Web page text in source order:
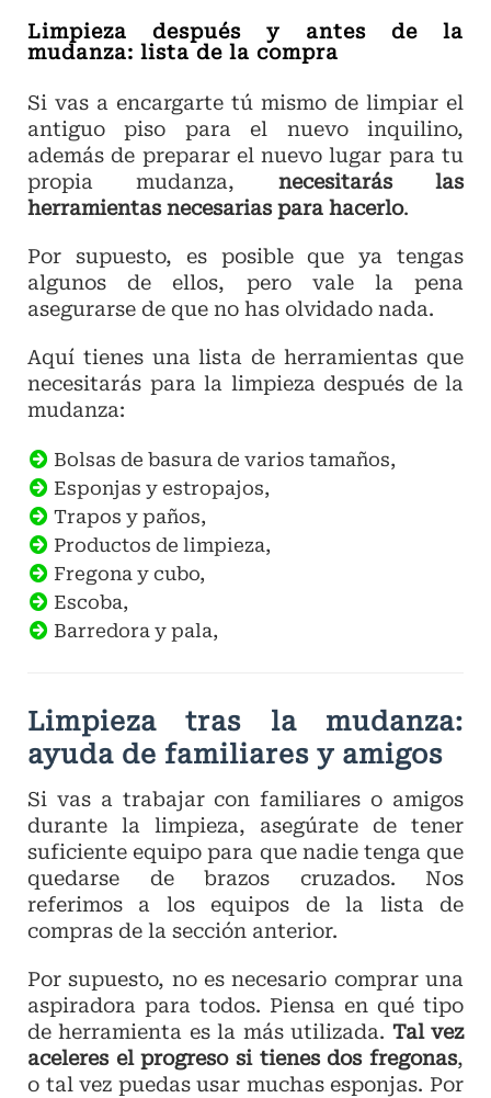
Limpieza después y antes de la
mudanza: lista de la compra
Si vas a encargarte tú mismo de limpiar el
antiguo piso para el nuevo inquilino,
además de preparar el nuevo lugar para tu
propia mudanza, necesitarás las
herramientas necesarias para hacerlo.
Por supuesto, es posible que ya tengas
algunos de ellos, pero vale la pena
asegurarse de que no has olvidado nada.
Aquí tienes una lista de herramientas que
necesitarás para la limpieza después de la
mudanza:
Bolsas de basura de varios tamaños,
Esponjas y estropajos,
Trapos y paños,
Productos de limpieza,
Fregona y cubo,
Escoba,
Barredora y pala,
Limpieza tras la mudanza:
ayuda de familiares y amigos
Si vas a trabajar con familiares o amigos
durante la limpieza, asegúrate de tener
suficiente equipo para que nadie tenga que
quedarse de brazos cruzados. Nos
referimos a los equipos de la lista de
compras de la sección anterior.
Por supuesto, no es necesario comprar una
aspiradora para todos. Piensa en qué tipo
de herramienta es la más utilizada. Tal vez
aceleres el progreso si tienes dos fregonas,
o tal vez puedas usar muchas esponjas. Por